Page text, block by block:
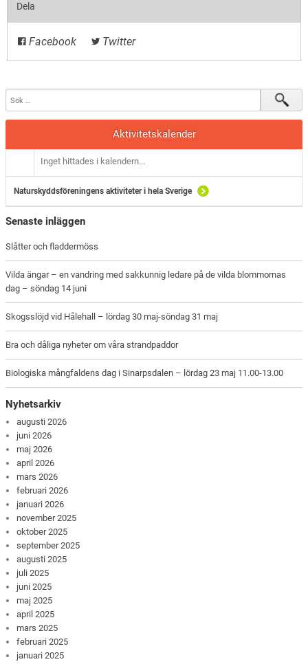
Dela
Facebook Twitter
Aktivitetskalender
Inget hittades i kalendern...
Naturskyddsföreningens aktiviteter i hela Sverige
Senaste inläggen
Slåtter och fladdermöss
Vilda ängar – en vandring med sakkunnig ledare på de vilda blommornas
dag – söndag 14 juni
Skogsslöjd vid Hålehall – lördag 30 maj-söndag 31 maj
Bra och dåliga nyheter om våra strandpaddor
Biologiska mångfaldens dag i Sinarpsdalen – lördag 23 maj 11.00-13.00
Nyhetsarkiv
augusti 2026
juni 2026
maj 2026
april 2026
mars 2026
februari 2026
januari 2026
november 2025
oktober 2025
september 2025
augusti 2025
juli 2025
juni 2025
maj 2025
april 2025
mars 2025
februari 2025
januari 2025